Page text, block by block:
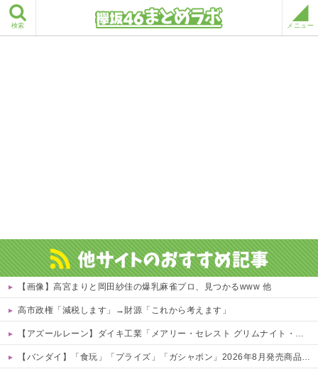
検索 メニュー
【画像】高宮まりと岡田紗佳の爆乳麻雀プロ、見つかるwww 他
高市政権「減税します」→財源「これから考えます」
【アズールレーン】ダイキ工業「メアリー・セレスト グリムナイト・リーパー」フィギュア【10日予約開始】
【バンダイ】「食玩」「プライズ」「ガシャポン」2026年8月発売商品【発売スケジュール】